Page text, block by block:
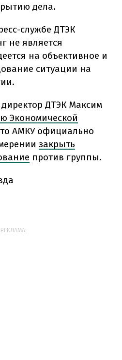
дела.
службе ДТЭК
не является
на объективное и
ситуации на
ДТЭК Максим
Экономической
АМКУ официально
закрыть
против группы.
РЕКЛАМА: